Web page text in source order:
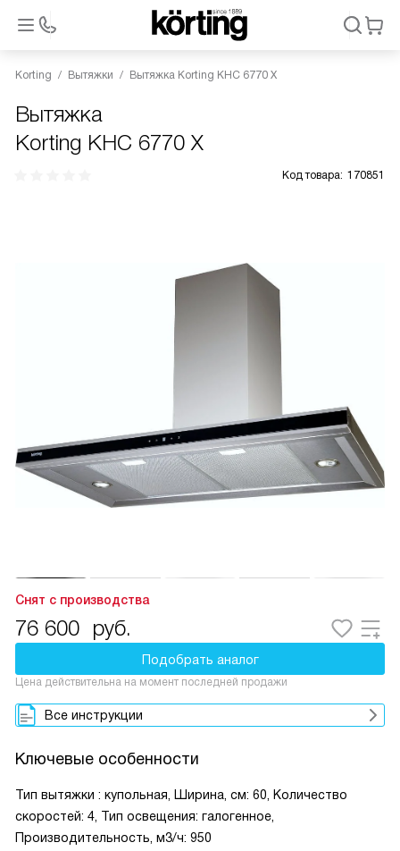
Korting Вытяжки Вытяжка Korting KHC 6770 X
Вытяжка
Korting KHC 6770 X
Код товара: 170851
Снят с производства
76 600 руб.
Подобрать аналог
Цена действительна на момент последней продажи
Все инструкции
Ключевые особенности
Тип вытяжки : купольная, Ширина, см: 60, Количество
скоростей: 4, Тип освещения: галогенное,
Производительность, м3/ч: 950